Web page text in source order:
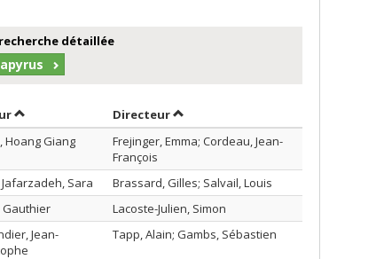
détaillée
Trier par auteur en ordre croissant
Directeurpar contributeur en ordre
Hoang Giang
Frejinger, Emma; Cordeau, Jean-
François
Sara
Brassard, Gilles; Salvail, Louis
Gauthier
Lacoste-Julien, Simon
Jean-
Tapp, Alain; Gambs, Sébastien